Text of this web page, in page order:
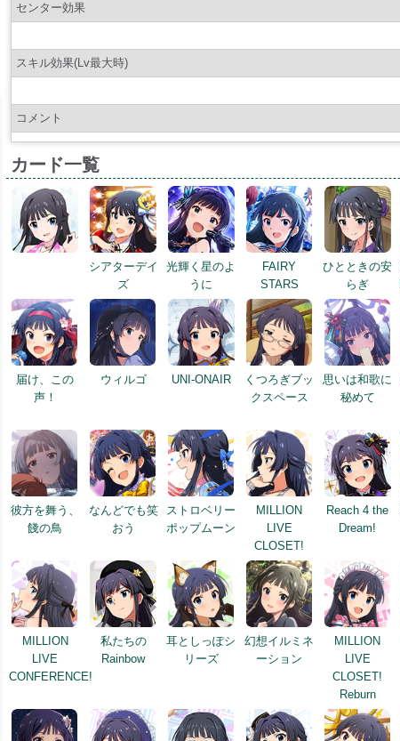
センター効果
スキル効果(Lv最大時)
コメント
カード一覧
シアターデイ
ズ
光輝く星のよ
うに
FAIRY
STARS
ひとときの安
らぎ
届け、この
声！
ウィルゴ UNI-ONAIR
くつろぎブッ
クスペース
思いは和歌に
秘めて
彼方を舞う、
餞の鳥
なんどでも笑
おう
ストロベリー
ポップムーン
MILLION
LIVE
CLOSET!
Reach 4 the
Dream!
MILLION
LIVE
CONFERENCE!
私たちの
Rainbow
耳としっぽシ
リーズ
幻想イルミネ
ーション
MILLION
LIVE
CLOSET!
Reburn